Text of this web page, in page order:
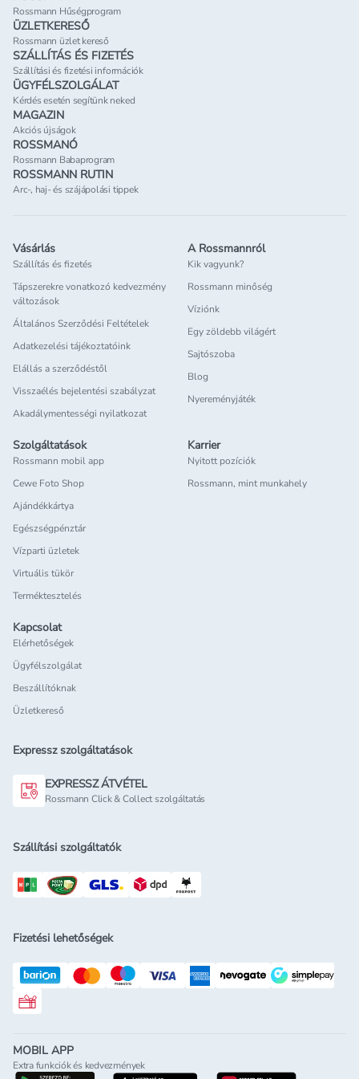
Rossmann Hűségprogram
ÜZLETKERESŐ
Rossmann üzlet kereső
SZÁLLÍTÁS ÉS FIZETÉS
Szállítási és fizetési információk
ÜGYFÉLSZOLGÁLAT
Kérdés esetén segítünk neked
MAGAZIN
Akciós újságok
ROSSMANÓ
Rossmann Babaprogram
ROSSMANN RUTIN
Arc-, haj- és szájápolási tippek
Vásárlás
Szállítás és fizetés
Tápszerekre vonatkozó kedvezmény
változások
Általános Szerződési Feltételek
Adatkezelési tájékoztatóink
Elállás a szerződéstől
Visszaélés bejelentési szabályzat
Akadálymentességi nyilatkozat
A Rossmannról
Kik vagyunk?
Rossmann minőség
Víziónk
Egy zöldebb világért
Sajtószoba
Blog
Nyereményjáték
Szolgáltatások
Rossmann mobil app
Cewe Foto Shop
Ajándékkártya
Egészségpénztár
Vízparti üzletek
Virtuális tükör
Terméktesztelés
Karrier
Nyitott pozíciók
Rossmann, mint munkahely
Kapcsolat
Elérhetőségek
Ügyfélszolgálat
Beszállítóknak
Üzletkereső
Expressz szolgáltatások
EXPRESSZ ÁTVÉTEL
Rossmann Click & Collect szolgáltatás
Szállítási szolgáltatók
Fizetési lehetőségek
Rossmann ajándékkártya
MOBIL APP
Extra funkciók és kedvezmények